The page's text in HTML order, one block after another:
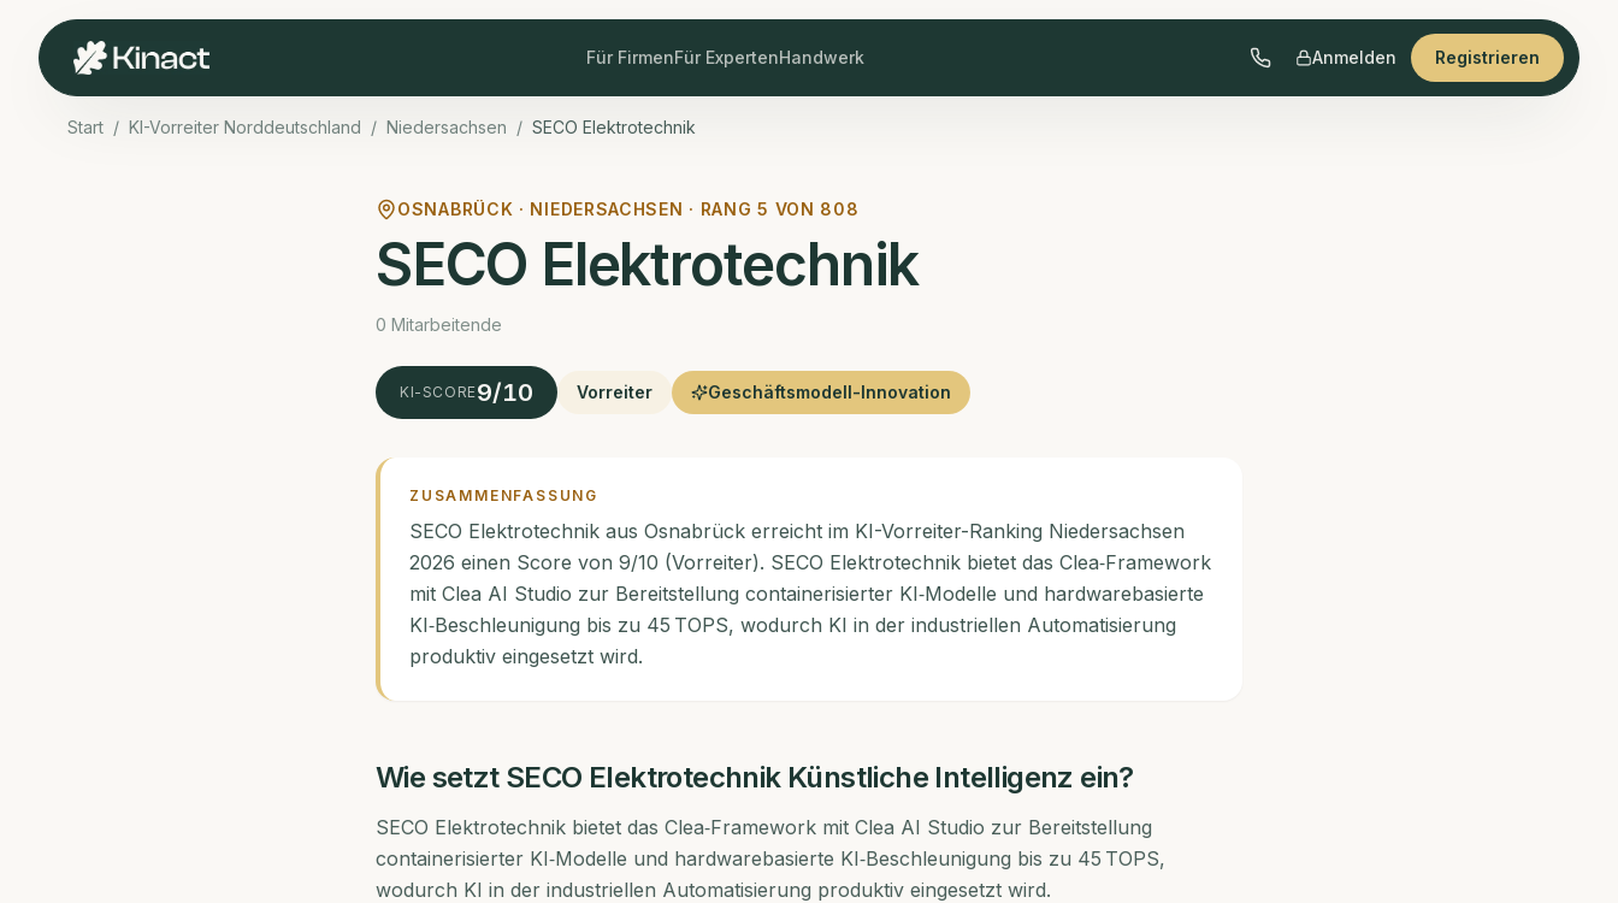
Für FirmenFür ExpertenHandwerk Anmelden Registrieren
Start / KI-Vorreiter Norddeutschland / Niedersachsen / SECO Elektrotechnik
OSNABRÜCK · NIEDERSACHSEN · RANG5 VON 808
SECO Elektrotechnik
0 Mitarbeitende
KI-SCORE9/10 Vorreiter Geschäftsmodell-Innovation
ZUSAMMENFASSUNG
SECO Elektrotechnik aus Osnabrück erreicht im KI-Vorreiter-Ranking Niedersachsen
2026 einen Score von 9/10 (Vorreiter). SECO Elektrotechnik bietet das Clea‑Framework
mit Clea AI Studio zur Bereitstellung containerisierter KI‑Modelle und hardwarebasierte
KI‑Beschleunigung bis zu 45 TOPS, wodurch KI in der industriellen Automatisierung
produktiv eingesetzt wird.
Wie setzt SECO ElektrotechnikKünstliche Intelligenz ein?
SECO Elektrotechnik bietet das Clea‑Framework mit Clea AI Studio zur Bereitstellung
containerisierter KI‑Modelle und hardwarebasierte KI‑Beschleunigung bis zu 45 TOPS,
wodurch KI in der industriellen Automatisierung produktiv eingesetzt wird.